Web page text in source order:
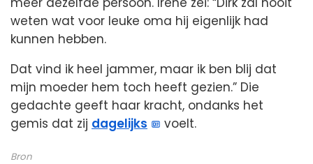
weten wat voor leuke oma hij eigenlijk had
kunnen hebben.
Dat vind ik heel jammer, maar ik ben blij dat
mijn moeder hem toch heeft gezien.” Die
gedachte geeft haar kracht, ondanks het
gemis dat zij dagelijks voelt.
Bron